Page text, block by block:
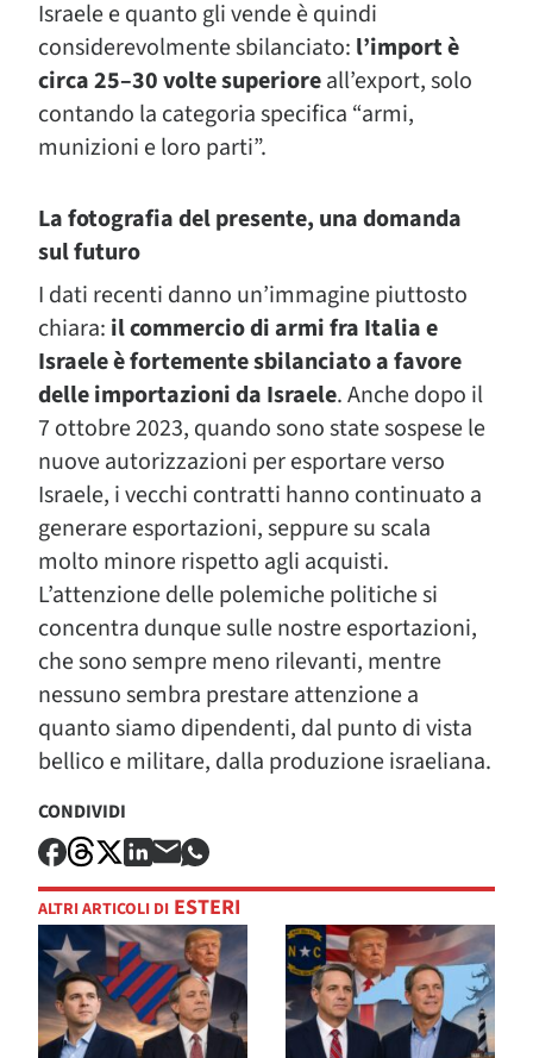
Israele e quanto gli vende è quindi
considerevolmente sbilanciato: l’import è
circa 25–30 volte superioreall’export, solo
contando la categoria specifica “armi,
munizioni e loro parti”.
La fotografia del presente, una domanda
sul futuro
I dati recenti danno un’immagine piuttosto
chiara: il commercio di armi fra Italia e
Israele è fortemente sbilanciato a favore
delle importazioni da Israele. Anche dopo il
7 ottobre 2023, quando sono state sospese le
nuove autorizzazioni per esportare verso
Israele, i vecchi contratti hanno continuato a
generare esportazioni, seppure su scala
molto minore rispetto agli acquisti.
L’attenzione delle polemiche politiche si
concentra dunque sulle nostre esportazioni,
che sono sempre meno rilevanti, mentre
nessuno sembra prestare attenzione a
quanto siamo dipendenti, dal punto di vista
bellico e militare, dalla produzione israeliana.
CONDIVIDI
ALTRI ARTICOLI DI ESTERI